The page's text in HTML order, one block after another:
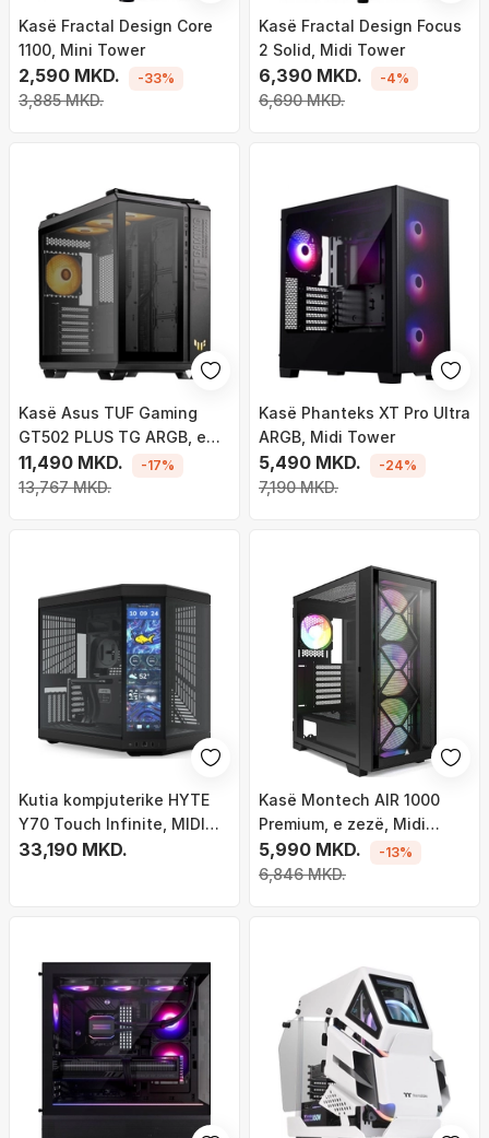
Kasë Fractal Design Core
1100, Mini Tower
2,590 MKD.
3,885 MKD.
-33%
Kasë Fractal Design Focus
2 Solid, Midi Tower
6,390 MKD.
6,690 MKD.
-4%
Kasë Asus TUF Gaming
GT502 PLUS TG ARGB, e
zezë, Midi Tower
11,490 MKD.
13,767 MKD.
-17%
Kasë Phanteks XT Pro Ultra
ARGB, Midi Tower
5,490 MKD.
7,190 MKD.
-24%
Kutia kompjuterike HYTE
Y70 Touch Infinite, MIDI
Tower, ekran 14.9" me
33,190 MKD.
Kasë Montech AIR 1000
Premium, e zezë, Midi
Tower
5,990 MKD.
6,846 MKD.
-13%